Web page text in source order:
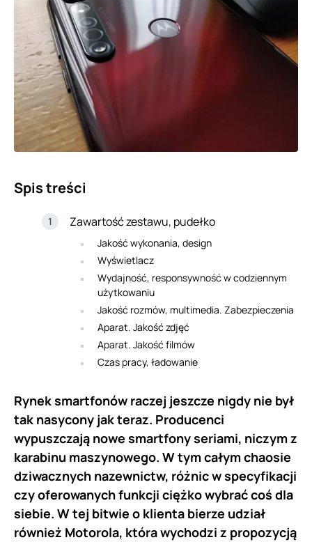
Spis treści
Zawartość zestawu, pudełko
Jakość wykonania, design
Wyświetlacz
Wydajność, responsywność w codziennym
użytkowaniu
Jakość rozmów, multimedia. Zabezpieczenia
Aparat. Jakość zdjęć
Aparat. Jakość filmów
Czas pracy, ładowanie
Rynek smartfonów raczej jeszcze nigdy nie był
tak nasycony jak teraz. Producenci
wypuszczają nowe smartfony seriami, niczym z
karabinu maszynowego. W tym całym chaosie
dziwacznych nazewnictw, różnic w specyfikacji
czy oferowanych funkcji ciężko wybrać coś dla
siebie. W tej bitwie o klienta bierze udział
również Motorola, która wychodzi z propozycją